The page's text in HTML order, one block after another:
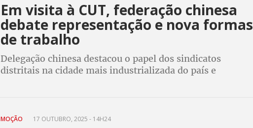
Em visita à CUT, federação chinesa
debate representação e nova formas
de trabalho
Delegação chinesa destacou o papel dos sindicatos
distritais na cidade mais industrializada do país e
MOÇÃO 17 OUTUBRO, 2025 - 14H24